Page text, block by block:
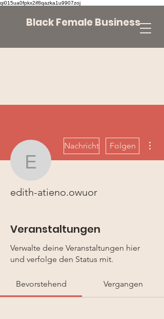
qi015ua0fpkx2if8qazka1u9907zoj
Black Female Business
edith-
Nachricht Folgen
edith-atieno.owuor
Veranstaltungen
Verwalte deine Veranstaltungen hier
und verfolge den Status mit.
Bevorstehend Vergangen